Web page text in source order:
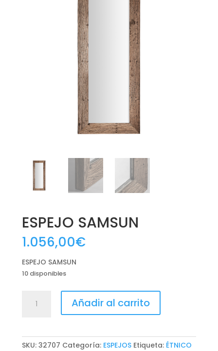
ESPEJO SAMSUN
1.056,00€
ESPEJO SAMSUN
10 disponibles
SAMSUN
Añadir al carrito
SKU: 32707 Categoría: ESPEJOS Etiqueta: ÉTNICO